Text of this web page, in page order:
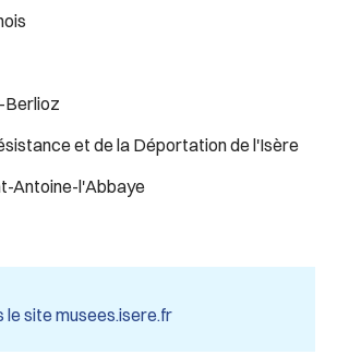
Berlioz
et de la Déportation de l'Isère
Antoine-l'Abbaye
le site musees.isere.fr